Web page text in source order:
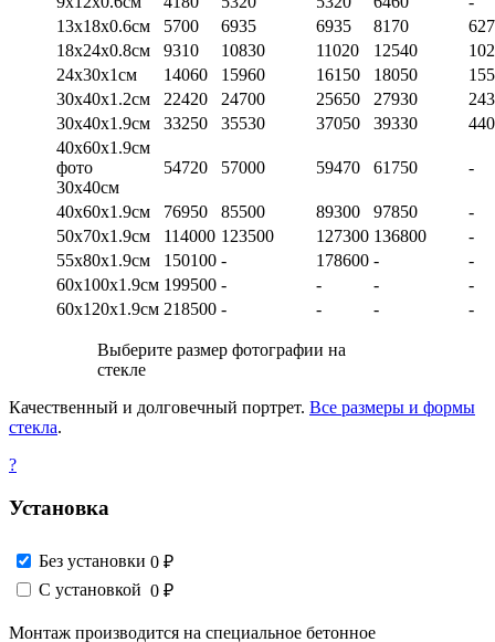
13х18х0.6см
5700 6935 6935 8170
18х24х0.8см
9310 10830 11020 12540
24х30х1см
14060 15960 16150 18050
30х40х1.2см
22420 24700 25650 27930
30х40х1.9см
33250 35530 37050 39330
40х60х1.9см
фото
30х40см
54720 57000 59470 61750 -
40х60х1.9см 76950 85500 89300 97850
-
50х70х1.9см
114000 123500 127300 136800
-
55х80х1.9см
150100 - 178600 -
-
60х100х1.9см 199500 - - -
-
60х120х1.9см 218500 - - - -
Выберите размер фотографии на
стекле
Качественный и долговечный портрет. Все размеры и формы
стекла.
?
Установка
Без установки 0 ₽
С установкой 0 ₽
Монтаж производится на специальное бетонное